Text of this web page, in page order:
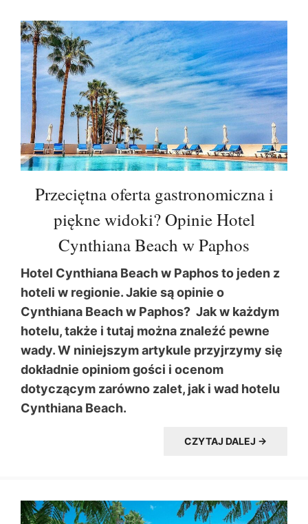
Przeciętna oferta gastronomiczna i
piękne widoki? Opinie Hotel
Cynthiana Beach w Paphos
Hotel Cynthiana Beach w Paphos to jeden z
hoteli w regionie. Jakie są opinie o
Cynthiana Beach w Paphos? Jak w każdym
hotelu, także i tutaj można znaleźć pewne
wady. W niniejszym artykule przyjrzymy się
dokładnie opiniom gości i ocenom
dotyczącym zarówno zalet, jak i wad hotelu
Cynthiana Beach.
CZYTAJ DALEJ →